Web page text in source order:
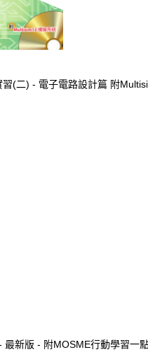
大學電子學實習(
新版 - 附MOSME行動學習一